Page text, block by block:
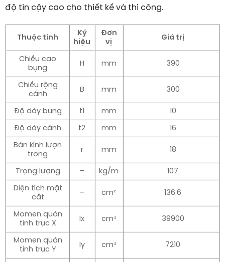
độ tin cậy cao cho thiết kế và thi công.
Thuộc tính
Ký
hiệu
Đơn
vị
Giá trị
Chiều cao
bụng
H mm 390
Chiều rộng
cánh
B mm 300
Độ dày bụng t1 mm 10
Độ dày cánh t2 mm 16
Bán kính lượn
trong
r mm 18
Trọng lượng – kg/m 107
Diện tích mặt
cắt
– cm² 136.6
Momen quán
tính trục X
Ix cm⁴ 39900
Momen quán
tính trục Y
Iy cm⁴ 7210